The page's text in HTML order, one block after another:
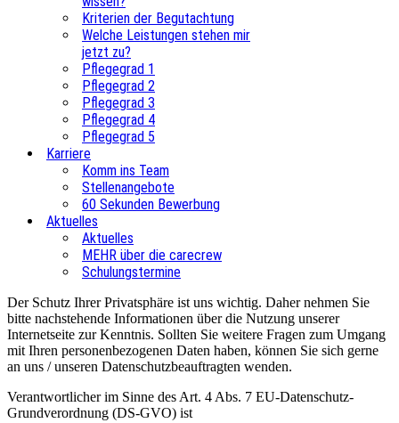
Kriterien der Begutachtung
Welche Leistungen stehen mir
jetzt zu?
Pflegegrad 1
Pflegegrad 2
Pflegegrad 3
Pflegegrad 4
Pflegegrad 5
Karriere
Komm ins Team
Stellenangebote
60 Sekunden Bewerbung
Aktuelles
Aktuelles
MEHR über die carecrew
Schulungstermine
Der Schutz Ihrer Privatsphäre ist uns wichtig. Daher nehmen Sie
bitte nachstehende Informationen über die Nutzung unserer
Internetseite zur Kenntnis. Sollten Sie weitere Fragen zum Umgang
mit Ihren personenbezogenen Daten haben, können Sie sich gerne
an uns / unseren Datenschutzbeauftragten wenden.
Verantwortlicher im Sinne des Art. 4 Abs. 7 EU-Datenschutz-
Grundverordnung (DS-GVO) ist